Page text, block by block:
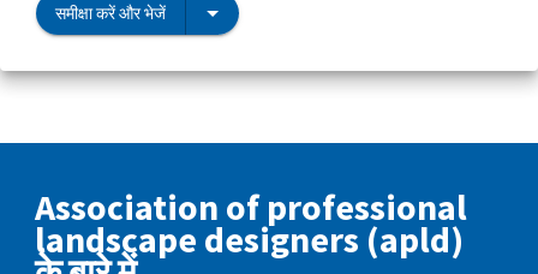
समीक्षा करें और भेजें
Association of professional
landscape designers (apld)